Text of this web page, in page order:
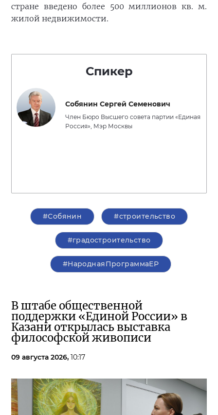
стране введено более 500 миллионов кв. м.
жилой недвижимости.
Спикер
Собянин Сергей Семенович
Член Бюро Высшего совета партии «Единая
Россия», Мэр Москвы
#Собянин #строительство
#градостроительство
#НароднаяПрограммаЕР
В штабе общественной
поддержки «Единой России» в
Казани открылась выставка
философской живописи
09 августа 2026, 10:17